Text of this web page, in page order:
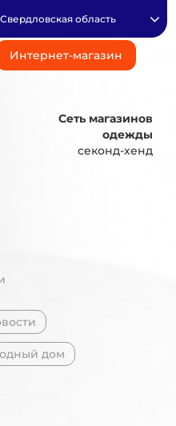
Интернет-магазин
область
Сеть магазинов
одежды
секонд-хенд
дом